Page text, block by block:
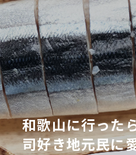
和歌山に行っ
司好き地元民に